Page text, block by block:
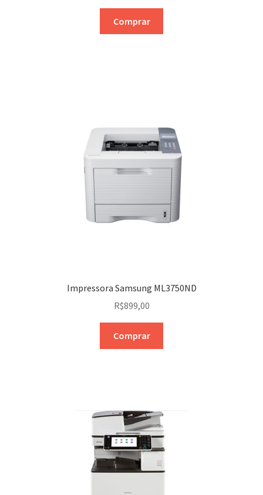
Comprar
Impressora Samsung ML3750ND
R$899,00
Comprar